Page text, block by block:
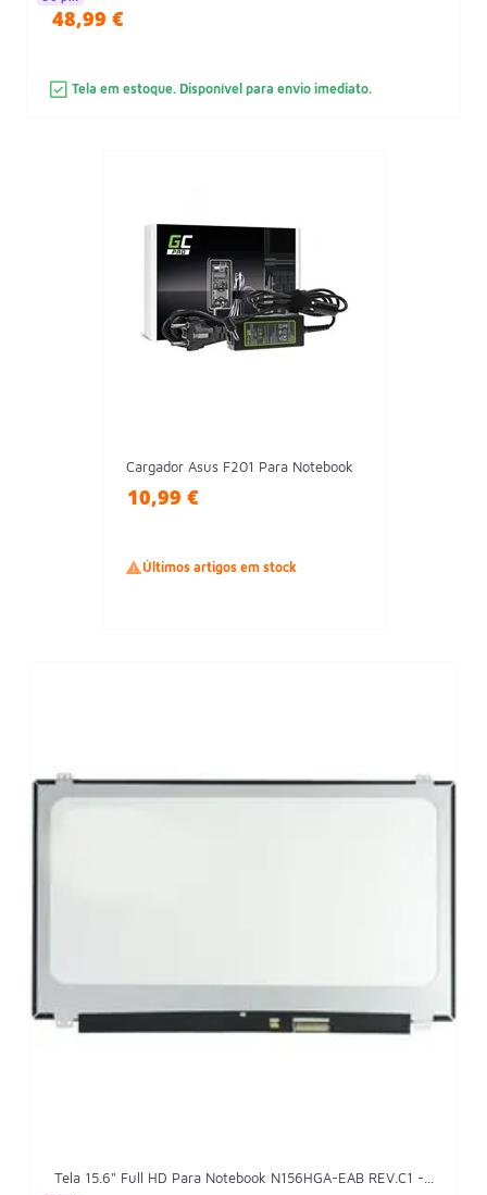
48,99 €
Tela em estoque. Disponível para envio imediato.
Cargador Asus F201 Para Notebook
10,99 €
Últimos artigos em stock
Tela 15.6" Full HD Para Notebook N156HGA-EAB REV.C1 -...